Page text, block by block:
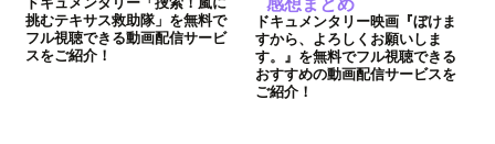
挑むテキサス救助隊」を無料で
フル視聴できる動画配信サービ
スをご紹介！
感想まとめ
ドキュメンタリー映画『ぼけま
すから、よろしくお願いしま
す。』を無料でフル視聴できる
おすすめの動画配信サービスを
ご紹介！